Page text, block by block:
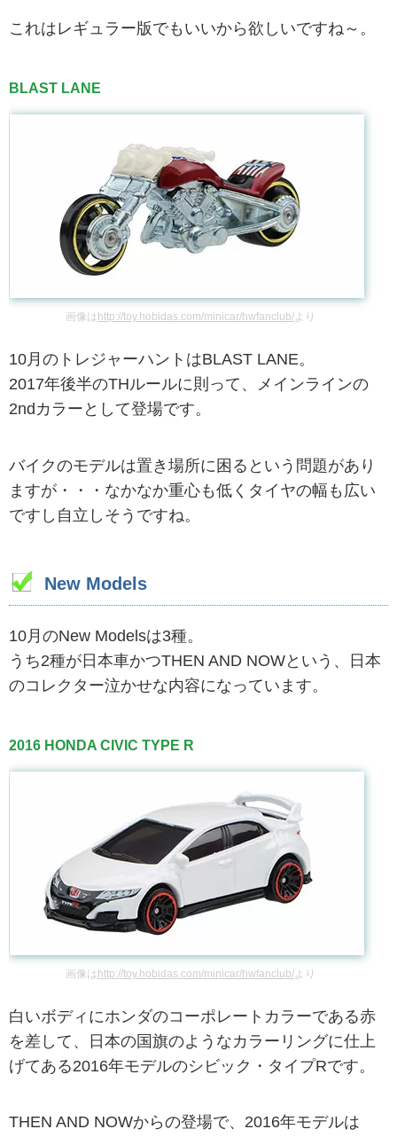
これはレギュラー版でもいいから欲しいですね～。
BLAST LANE
画像は http://toy.hobidas.com/minicar/hwfanclub/より
10月のトレジャーハントはBLAST LANE。
2017年後半のTHルールに則って、メインラインの
2ndカラーとして登場です。
バイクのモデルは置き場所に困るという問題があり
ますが・・・なかなか重心も低くタイヤの幅も広い
ですし自立しそうですね。
New Models
10月のNew Modelsは3種。
うち2種が日本車かつTHEN AND NOWという、日本
のコレクター泣かせな内容になっています。
2016 HONDA CIVIC TYPE R
画像は http://toy.hobidas.com/minicar/hwfanclub/より
白いボディにホンダのコーポレートカラーである赤
を差して、日本の国旗のようなカラーリングに仕上
げてある2016年モデルのシビック・タイプRです。
THEN AND NOWからの登場で、2016年モデルは